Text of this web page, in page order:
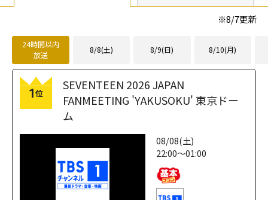
※8/7更新
24時間以内
放送
8/8(土) 8/9(日) 8/10(月)
1位
SEVENTEEN 2026 JAPAN
FANMEETING 'YAKUSOKU' 東京ドー
ム
08/08(土)
22:00～01:00